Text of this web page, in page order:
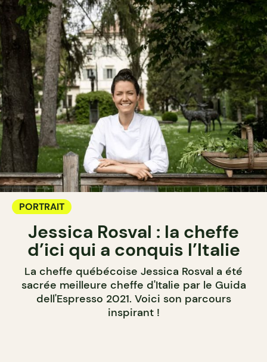
PORTRAIT
Jessica Rosval : la cheffe
d’ici qui a conquis l’Italie
La cheffe québécoise Jessica Rosval a été
sacrée meilleure cheffe d'Italie par le Guida
dell'Espresso 2021. Voici son parcours
inspirant !